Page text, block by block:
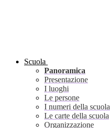
Scuola
Panoramica
Presentazione
I luoghi
Le persone
I numeri della scuola
Le carte della scuola
Organizzazione